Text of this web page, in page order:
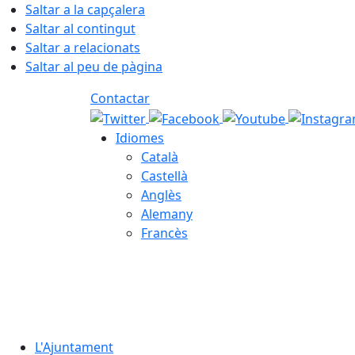
Saltar a la capçalera
Saltar al contingut
Saltar a relacionats
Saltar al peu de pàgina
Contactar
Idiomes
Català
Castellà
Anglès
Alemany
Francès
L'Ajuntament